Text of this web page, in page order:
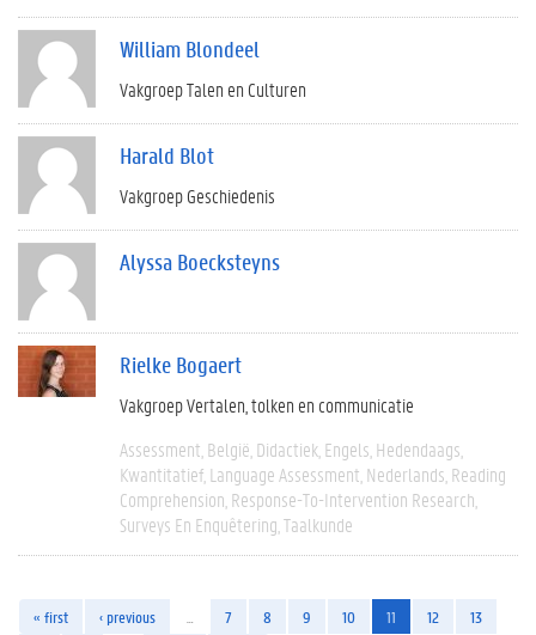
William Blondeel
Vakgroep Talen en Culturen
Harald Blot
Vakgroep Geschiedenis
Alyssa Boecksteyns
Rielke Bogaert
Vakgroep Vertalen, tolken en communicatie
Assessment België Didactiek Engels Hedendaags
Kwantitatief Language Assessment Nederlands Reading
Comprehension Response-To-Intervention Research
Surveys En Enquêtering Taalkunde
« first ‹ previous 7 8 9 10 11 12
13